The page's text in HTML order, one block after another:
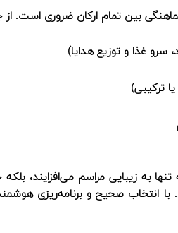
بین تمام ارکان ضروری است. از
سرو غذا و توزیع هدایا)
ترکیبی)
به زیبایی مراسم می‌افزایند،
انتخاب صحیح و برنامه‌ریزی